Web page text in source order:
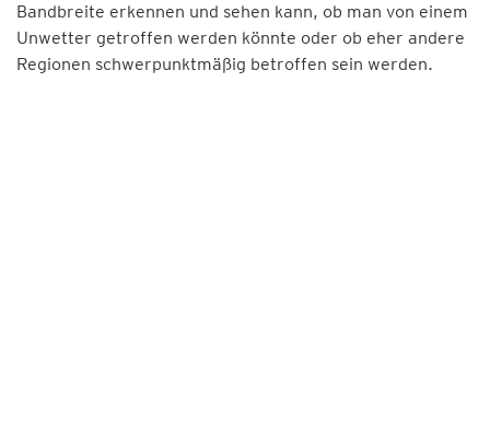
Bandbreite erkennen und sehen kann, ob man von einem
Unwetter getroffen werden könnte oder ob eher andere
Regionen schwerpunktmäßig betroffen sein werden.